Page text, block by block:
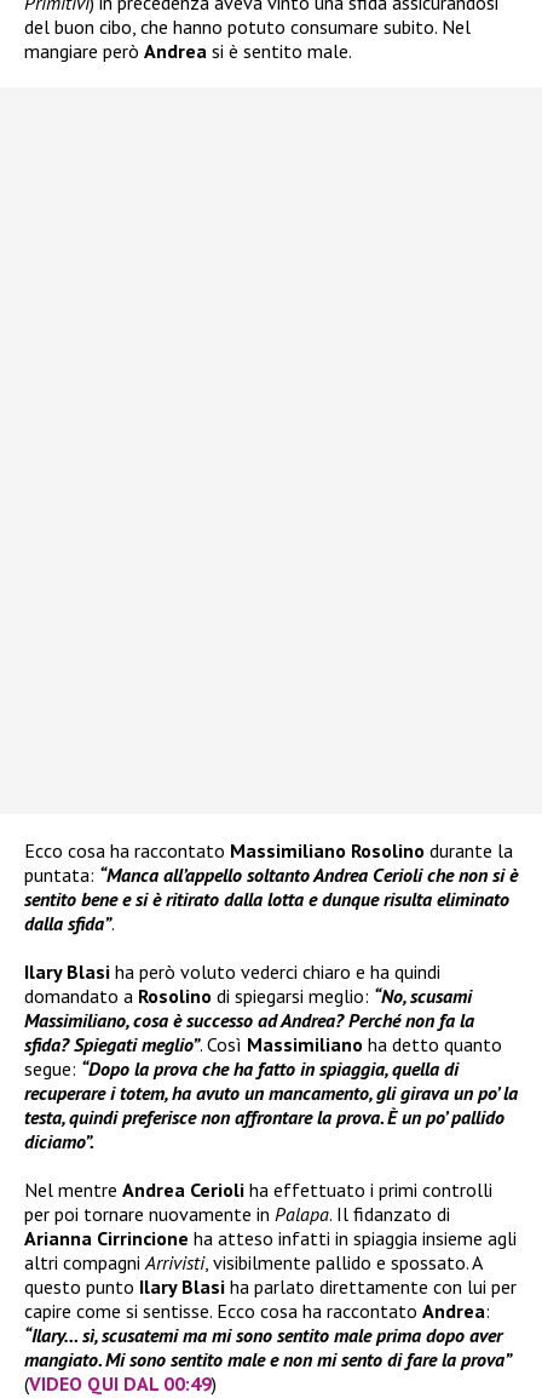
del buon cibo, che hanno potuto consumare subito. Nel
mangiare però Andrea si è sentito male.
Ecco cosa ha raccontato Massimiliano Rosolino durante la
puntata: “Manca all’appello soltanto Andrea Cerioli che non si è
sentito bene e si è ritirato dalla lotta e dunque risulta eliminato
dalla sfida”.
Ilary Blasi ha però voluto vederci chiaro e ha quindi
domandato a Rosolino di spiegarsi meglio: “No, scusami
Massimiliano, cosa è successo ad Andrea? Perché non fa la
sfida? Spiegati meglio”. Così Massimiliano ha detto quanto
segue: “Dopo la prova che ha fatto in spiaggia, quella di
recuperare i totem, ha avuto un mancamento, gli girava un po’ la
testa, quindi preferisce non affrontare la prova. È un po’ pallido
diciamo”.
Nel mentre Andrea Cerioli ha effettuato i primi controlli
per poi tornare nuovamente in Palapa. Il fidanzato di
Arianna Cirrincione ha atteso infatti in spiaggia insieme agli
altri compagniArrivisti, visibilmente pallido e spossato. A
questo punto Ilary Blasi ha parlato direttamente con lui per
capire come si sentisse. Ecco cosa ha raccontato Andrea:
“Ilary… sì, scusatemi ma mi sono sentito male prima dopo aver
mangiato. Mi sono sentito male e non mi sento di fare la prova”
(VIDEO QUI DAL 00:49)